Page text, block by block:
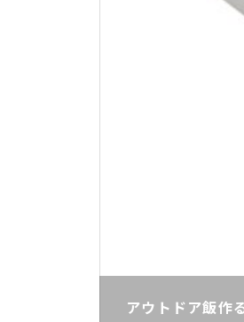
アウトドア飯作